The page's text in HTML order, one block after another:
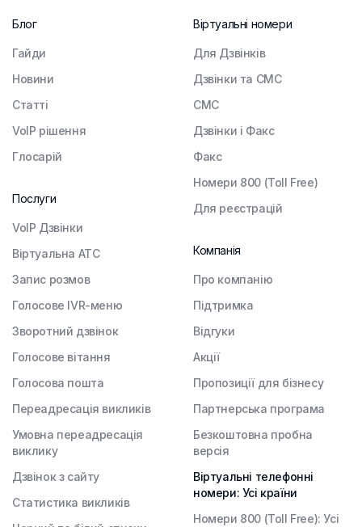
Блог
Гайди
Новини
Статті
VoIP рішення
Глосарій
Послуги
VoIP Дзвінки
Віртуальна АТС
Запис розмов
Голосове IVR-меню
Зворотний дзвінок
Голосове вітання
Голосова пошта
Переадресація викликів
Умовна переадресація
виклику
Дзвінок з сайту
Статистика викликів
Віртуальні номери
Для Дзвінків
Дзвінки та СМС
СМС
Дзвінки і Факс
Факс
Номери 800 (Toll Free)
Для реєстрацій
Компанія
Про компанію
Підтримка
Відгуки
Акції
Пропозиції для бізнесу
Партнерська програма
Безкоштовна пробна
версія
Віртуальні телефонні
номери: Усі країни
Номери 800 (Toll Free): Усі